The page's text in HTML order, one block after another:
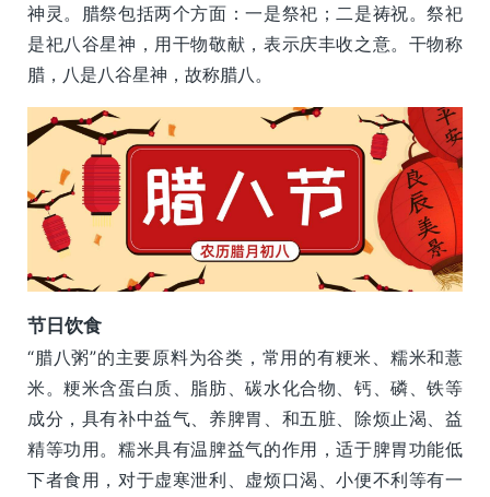
神灵。腊祭包括两个方面：一是祭祀；二是祷祝。祭祀
是祀八谷星神，用干物敬献，表示庆丰收之意。干物称
腊，八是八谷星神，故称腊八。
节日饮食
“腊八粥”的主要原料为谷类，常用的有粳米、糯米和薏
米。粳米含蛋白质、脂肪、碳水化合物、钙、磷、铁等
成分，具有补中益气、养脾胃、和五脏、除烦止渴、益
精等功用。糯米具有温脾益气的作用，适于脾胃功能低
下者食用，对于虚寒泄利、虚烦口渴、小便不利等有一